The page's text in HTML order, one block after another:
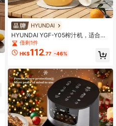
HYUNDAI
HYUNDAI YGF-Y05榨汁机，适合户
外活动，便携式，800毫升大容量，
不锈钢刀片
僅剩1件
HK$112.77 -46%